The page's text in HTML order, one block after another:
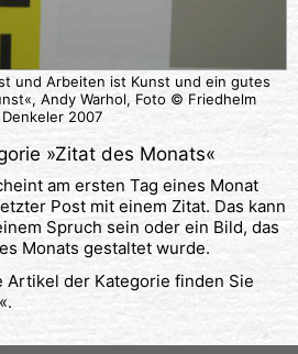
und Arbeiten ist Kunst und ein gutes
Andy Warhol, Foto © Friedhelm
Denkeler 2007
»Zitat des Monats«
am ersten Tag eines Monat
Post mit einem Zitat. Das kann
Spruch sein oder ein Bild, das
Monats gestaltet wurde.
Artikel der Kategorie finden Sie
«.